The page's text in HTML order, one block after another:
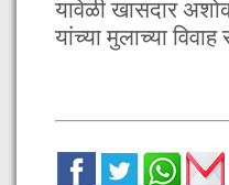
यावेळी खासदार
यांच्या मुलाच्या